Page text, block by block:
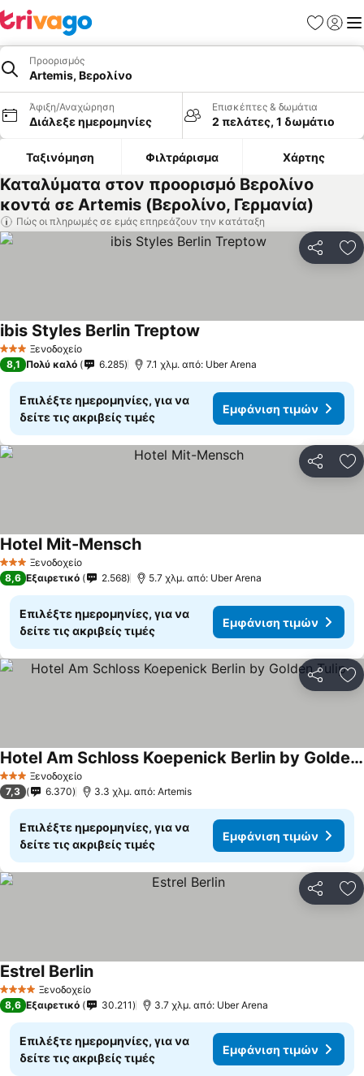
Προορισμός
Artemis, Βερολίνο
Άφιξη/Αναχώρηση
Διάλεξε ημερομηνίες
Επισκέπτες & δωμάτια
2 πελάτες, 1 δωμάτιο
Ταξινόμηση Φιλτράρισμα Χάρτης
Καταλύματα στον προορισμό Βερολίνο
κοντά σε Artemis (Βερολίνο, Γερμανία)
Πώς οι πληρωμές σε εμάς επηρεάζουν την κατάταξη
3 ΑστέριαΞενοδοχείο
ibis Styles Berlin Treptow
8,1 Πολύ καλό 6.285 7.1 χλμ. από: Uber Arena
Επιλέξτε ημερομηνίες, για να
δείτε τις ακριβείς τιμές
Εμφάνιση τιμών
3 ΑστέριαΞενοδοχείο
Hotel Mit-Mensch
8,6 Εξαιρετικό 2.568 5.7 χλμ. από: Uber Arena
Επιλέξτε ημερομηνίες, για να
δείτε τις ακριβείς τιμές
Εμφάνιση τιμών
3 ΑστέριαΞενοδοχείο
Hotel Am Schloss Koepenick Berlin by Golden Tulip
7,3 6.370 3.3 χλμ. από: Artemis
Επιλέξτε ημερομηνίες, για να
δείτε τις ακριβείς τιμές
Εμφάνιση τιμών
4 ΑστέριαΞενοδοχείο
Estrel Berlin
8,6 Εξαιρετικό 30.211 3.7 χλμ. από: Uber Arena
Επιλέξτε ημερομηνίες, για να
δείτε τις ακριβείς τιμές
Εμφάνιση τιμών